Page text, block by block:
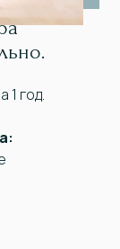
1 год.